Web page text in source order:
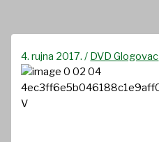
4. rujna 2017./ DVD Glogovac